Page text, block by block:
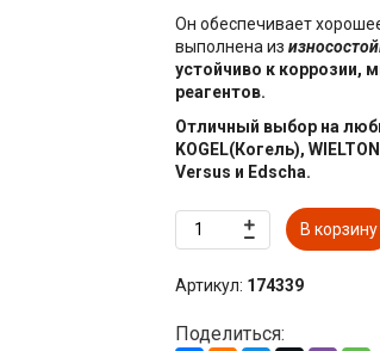
Он обеспечивает
выполнена из
устойчиво к коррозии,
реагентов.
Отличный выбор на
KOGEL(Когель),
Versus и Edscha.
В корзину
Артикул: 174339
Поделиться: